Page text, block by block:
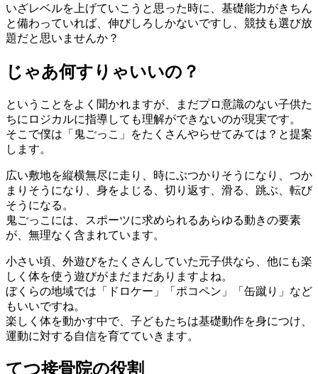
いざレベルを上げていこうと思った時に、基礎能力がきちん
と備わっていれば、伸びしろしかないですし、競技も選び放
題だと思いませんか？
じゃあ何すりゃいいの？
ということをよく聞かれますが、まだプロ意識のない子供た
ちにロジカルに指導しても理解ができないのが現実です。
そこで僕は「鬼ごっこ」をたくさんやらせてみては？と提案
します。
広い敷地を縦横無尽に走り、時にぶつかりそうになり、つか
まりそうになり、身をよじる、切り返す、滑る、跳ぶ、転び
そうになる。
鬼ごっこには、スポーツに求められるあらゆる動きの要素
が、無理なく含まれています。
小さい頃、外遊びをたくさんしていた元子供なら、他にも楽
しく体を使う遊びがまだまだありますよね。
ぼくらの地域では「ドロケー」「ポコペン」「缶蹴り」など
もいいですね。
楽しく体を動かす中で、子どもたちは基礎動作を身につけ、
運動に対する自信を育てていきます。
てつ接骨院の役割